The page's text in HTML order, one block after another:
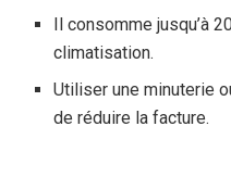
Il consomme jusqu’à
climatisation.
Utiliser une minuterie
de réduire la facture.